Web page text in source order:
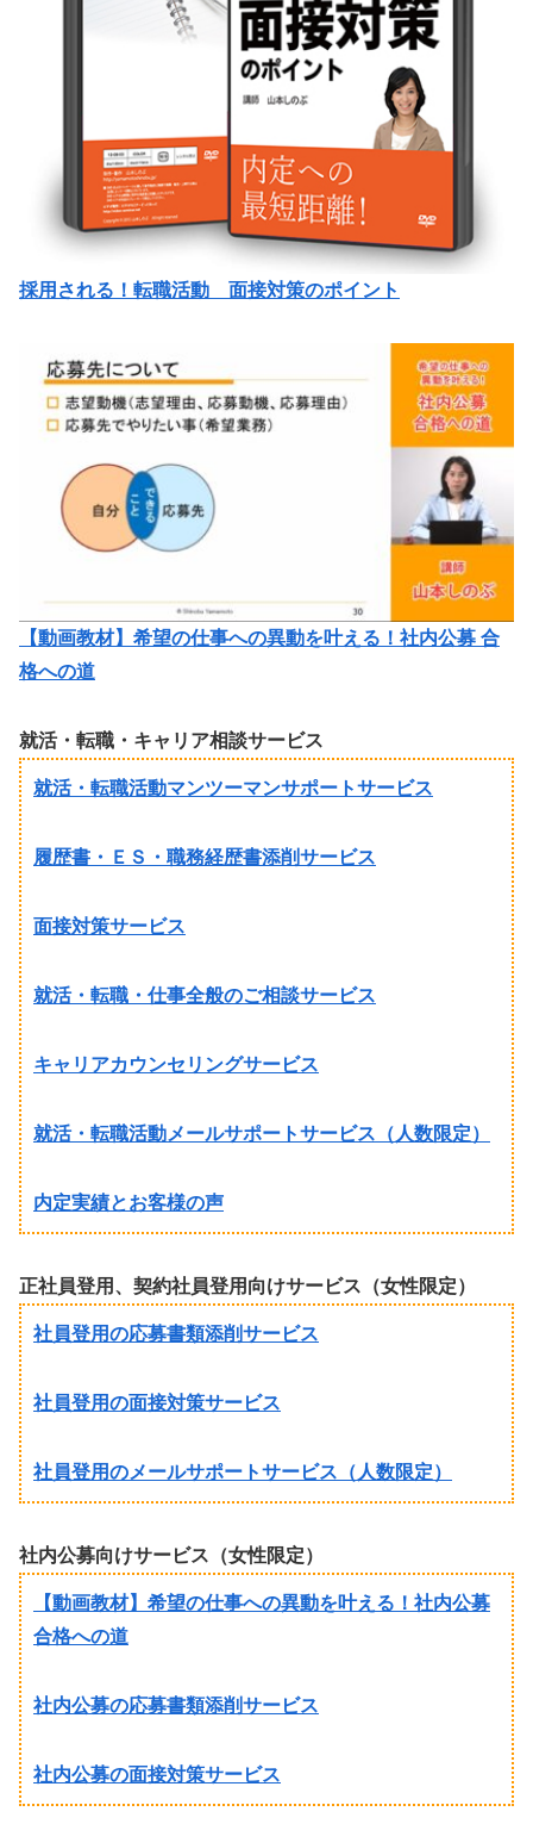
採用される！転職活動 面接対策のポイント
【動画教材】希望の仕事への異動を叶える！社内公募 合
格への道
就活・転職・キャリア相談サービス
就活・転職活動マンツーマンサポートサービス
履歴書・ＥＳ・職務経歴書添削サービス
面接対策サービス
就活・転職・仕事全般のご相談サービス
キャリアカウンセリングサービス
就活・転職活動メールサポートサービス（人数限定）
内定実績とお客様の声
正社員登用、契約社員登用向けサービス（女性限定）
社員登用の応募書類添削サービス
社員登用の面接対策サービス
社員登用のメールサポートサービス（人数限定）
社内公募向けサービス（女性限定）
【動画教材】希望の仕事への異動を叶える！社内公募
合格への道
社内公募の応募書類添削サービス
社内公募の面接対策サービス